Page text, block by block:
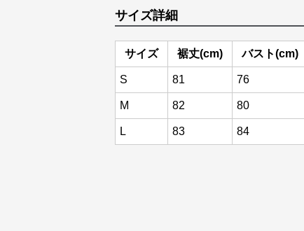
サイズ詳細
サイズ 裾丈(cm) バスト(cm)
S 81 76
M 82 80
L 83 84